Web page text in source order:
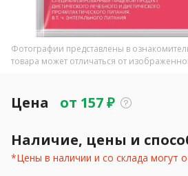
Фотографии представлены в
товара может отличаться от
Цена от 157₽
Наличие, цены и
*Цены в наличии и со склада могут